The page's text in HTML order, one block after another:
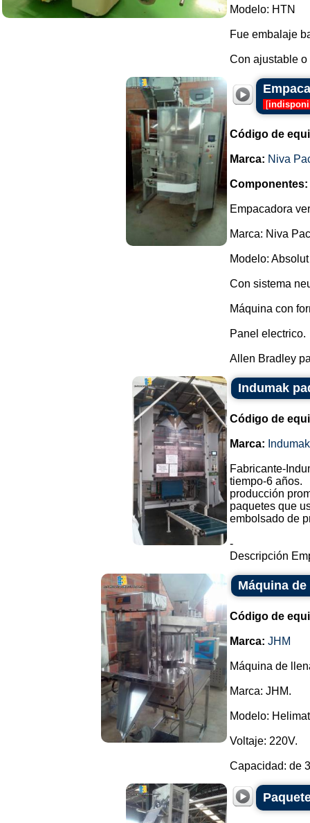
Modelo: HTN
Fue embalaje
Con ajustable o
[
Código de
Marca: Niva
Componentes:
Empacadora
Marca: Niva
Modelo:
Con sistema
Máquina con
Panel electrico.
Allen Bradley
Indumak
Código de
Marca: Indumak
Fabricante-
tiempo-6 años.
producción
paquetes que
embolsado de
-
Descripción
Máquina
Código de
Marca: JHM
Máquina de
Marca: JHM.
Modelo:
Voltaje: 220V.
Capacidad: de